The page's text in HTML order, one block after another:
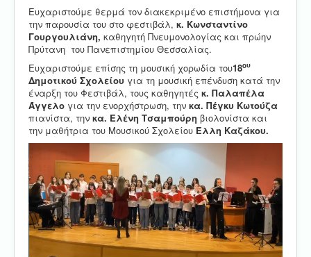
Ευχαριστούμε θερμά τον διακεκριμένο επιστήμονα για
την παρουσία του στο φεστιβάλ, κ. Κωνσταντίνο
Γουργουλιάνη, καθηγητή Πνευμονολογίας και πρώην
Πρύτανη του Πανεπιστημίου Θεσσαλίας.
Ευχαριστούμε επίσης τη μουσική χορωδία του18ου
Δημοτικού Σχολείου για τη μουσική επένδυση κατά την
έναρξη του Φεστιβάλ, τους καθηγητές κ. Παλαπέλα
Άγγελο για την ενορχήστρωση, την κα. Πέγκυ Κωτούζα
πιανίστα, την κα. Ελένη Τσαμπούρη βιολονίστα και
την μαθήτρια του Μουσικού Σχολείου Έλλη Καζάκου.